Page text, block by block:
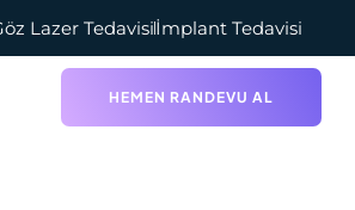
Lazer Tedavisiİmplant Tedavisi
HEMEN RANDEVU AL